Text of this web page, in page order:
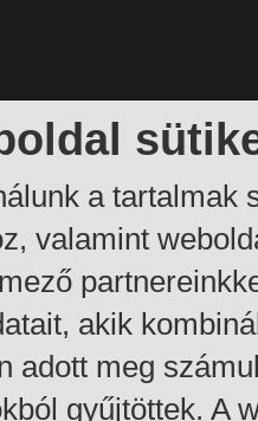
a tartalmak
valamint
akik
adott meg
gyűjtöttek. A